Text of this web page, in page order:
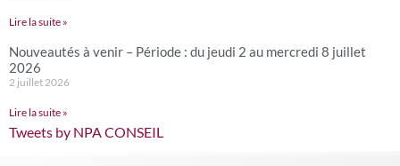
Lire la suite »
Nouveautés à venir – Période : du jeudi 2 au mercredi 8 juillet
2026
2 juillet 2026
Lire la suite »
Tweets by NPA CONSEIL